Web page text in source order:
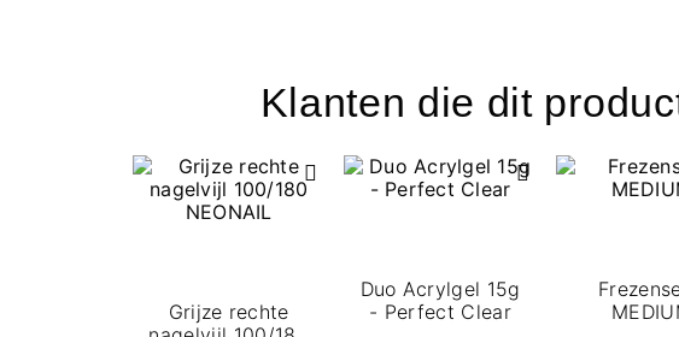
Klanten die dit
Grijze rechte
Duo Acrylgel 15g
- Perfect Clear